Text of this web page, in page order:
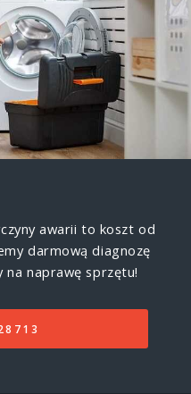
awarii to koszt od
darmową diagnozę
naprawę sprzętu!